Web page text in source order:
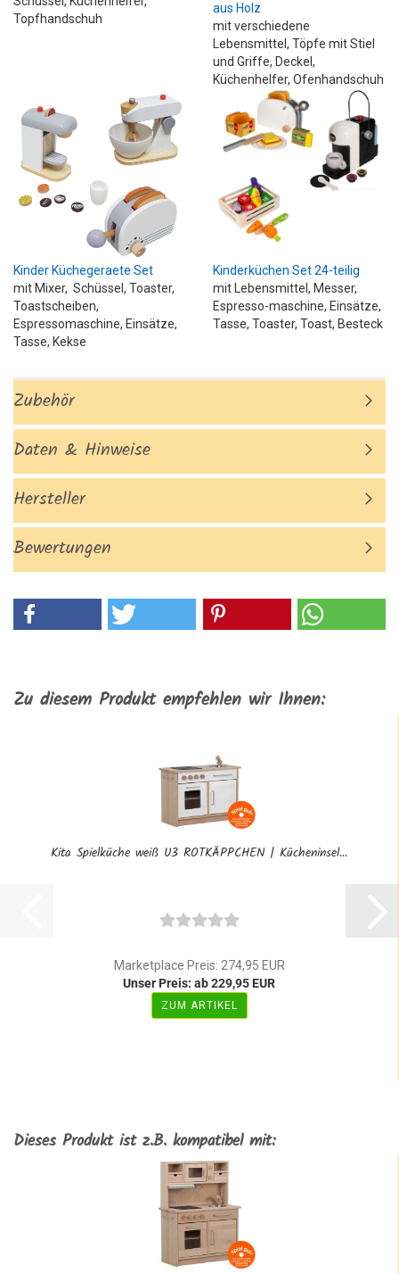
Topfhandschuh
aus Holz
mit verschiedene
Lebensmittel, Töpfe mit Stiel
und Griffe, Deckel,
Küchenhelfer, Ofenhandschuh
Kinder Küchegeraete Set
mit Mixer, Schüssel, Toaster,
Toastscheiben,
Espressomaschine, Einsätze,
Tasse, Kekse
Kinderküchen Set 24-teilig
mit Lebensmittel, Messer,
Espresso-maschine, Einsätze,
Tasse, Toaster, Toast, Besteck
Zubehör
Daten & Hinweise
Hersteller
Bewertungen
Zu diesem Produkt empfehlen wir Ihnen:
Kita Spielküche weiß U3 ROTKÄPPCHEN | Kücheninsel...
Marketplace Preis: 274,95 EUR
Unser Preis: ab 229,95 EUR
ZUM ARTIKEL
Dieses Produkt ist z.B. kompatibel mit: